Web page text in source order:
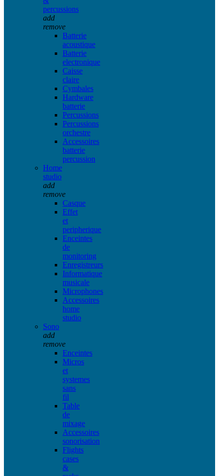
percussions
add
remove
Batterie
acoustique
Batterie
electronique
Caisse
claire
Cymbales
Hardware
batterie
Percussions
Percussions
orchestre
Accessoires
batterie
percussion
Home
studio
add
remove
Casque
Effet
et
peripherique
Enceintes
de
monitoring
Enregistreurs
Informatique
musicale
Microphones
Accessoires
home
studio
Sono
add
remove
Enceintes
Micros
et
systemes
sans
fil
Table
de
mixage
Accessoires
sonorisation
Flights
cases
&